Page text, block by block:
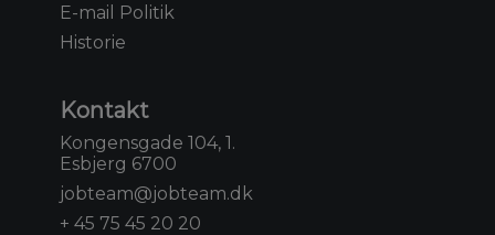
E-mail Politik
Historie
Kontakt
Kongensgade 104, 1.
Esbjerg 6700
jobteam@jobteam.dk
+ 45 75 45 20 20